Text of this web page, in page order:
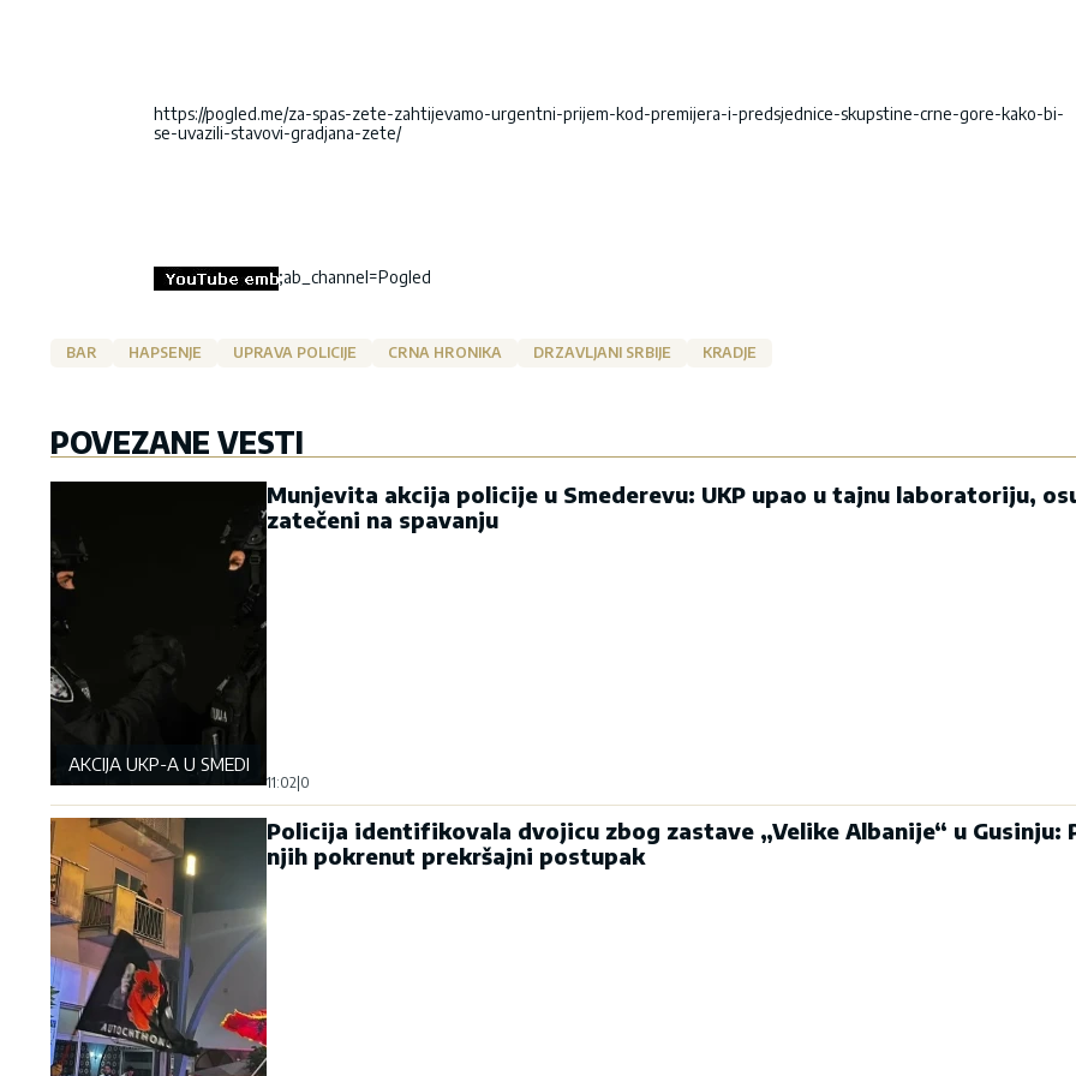
https://pogled.me/za-spas-zete-zahtijevamo-urgentni-prijem-kod-premijera-i-predsjednice-skupstine-crne-gore-kako-bi-
se-uvazili-stavovi-gradjana-zete/
;ab_channel=Pogled
BAR HAPSENJE UPRAVA POLICIJE CRNA HRONIKA DRZAVLJANI SRBIJE KRADJE
POVEZANE VESTI
AKCIJA UKP-A U SMEDEREVU
Munjevita akcija policije u Smederevu: UKP upao u tajnu laboratoriju,
zatečeni na spavanju
11:02 0
Policija identifikovala dvojicu zbog zastave „Velike Albanije“ u Gusinju:
njih pokrenut prekršajni postupak